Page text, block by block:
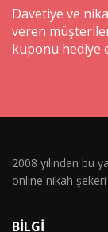
Davetiye ve
veren
kuponu hediye
2008 yılından bu
online nikah
BILGI